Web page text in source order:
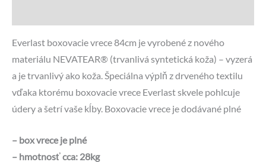
Everlast boxovacie vrece 84cm je vyrobené z nového
materiálu NEVATEAR® (trvanlivá syntetická koža) – vyzerá
a je trvanlivý ako koža. Špeciálna výplň z drveného textilu
vďaka ktorému boxovacie vrece Everlast skvele pohlcuje
údery a šetrí vaše kĺby. Boxovacie vrece je dodávané plné
– box vrece je plné
– hmotnosť cca: 28kg